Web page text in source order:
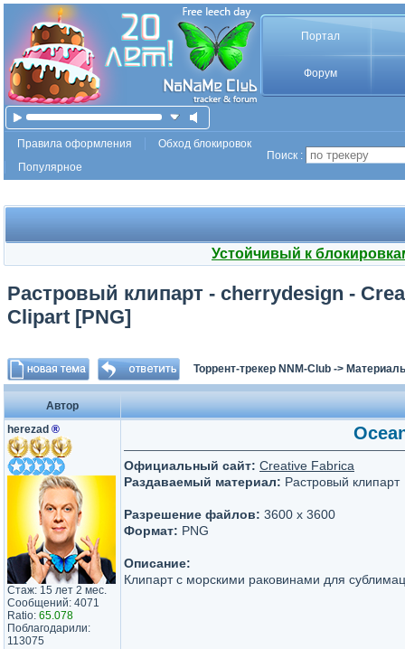
Портал
Форум
Правила оформления
Обход блокировок
Популярное
Поиск :
Устойчивый к
Растровый клипарт - cherrydesign -
Clipart [PNG]
Торрент-трекер NNM-Club ->
Автор
herezad ®
Стаж: 15 лет 2 мес.
Сообщений: 4071
Ratio: 65.078
Поблагодарили:
113075
Официальный сайт: Creative Fabrica
Раздаваемый материал: Растровый клипарт
Разрешение файлов: 3600 x 3600
Формат: PNG
Описание:
Клипарт с морскими раковинами для